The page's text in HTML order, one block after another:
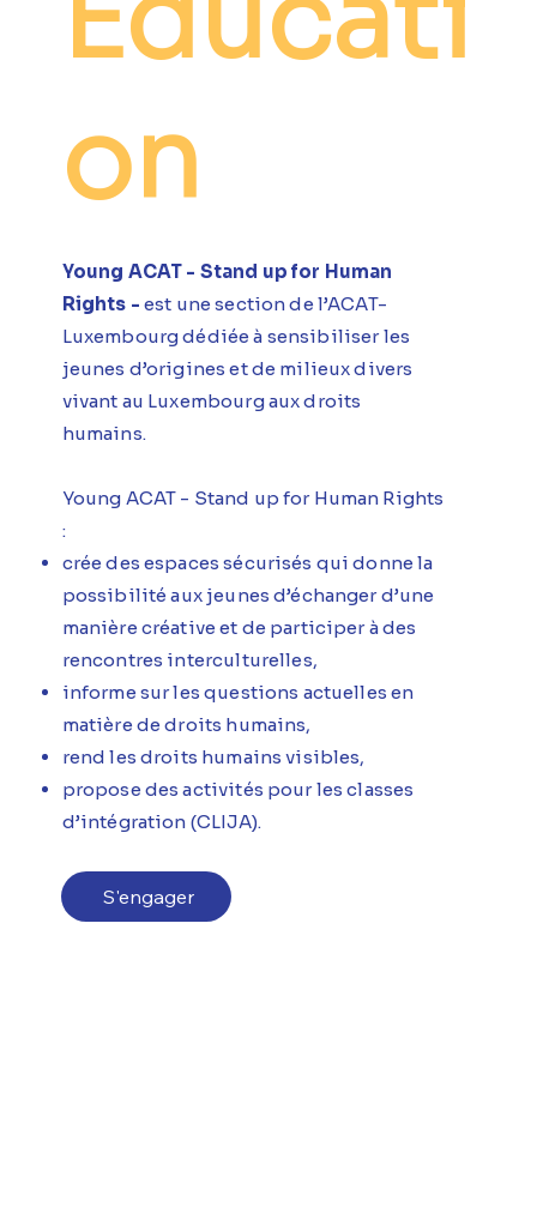
on
Young ACAT - Stand up for Human
Rights - est une section de l’ACAT-
Luxembourg dédiée à sensibiliser les
jeunes d’origines et de milieux divers
vivant au Luxembourg aux droits
humains.
​Young ACAT - Stand up for Human Rights
:
crée des espaces sécurisés qui donne la
possibilité aux jeunes d’échanger d’une
manière créative et de participer à des
rencontres interculturelles,
informe sur les questions actuelles en
matière de droits humains,
rend les droits humains visibles,
propose des activités pour les classes
d’intégration (CLIJA).
S'engager